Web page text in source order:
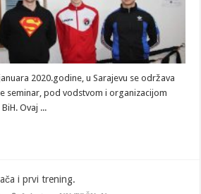
2020.godine, u Sarajevu se održava
seminar, pod vodstvom i organizacijom
Ovaj ...
i prvi trening.